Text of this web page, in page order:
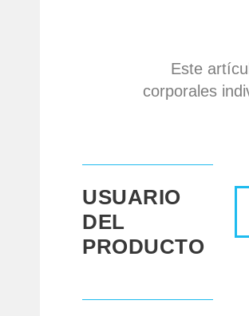
Este
corporales
USUARIO
DEL
PRODUCTO